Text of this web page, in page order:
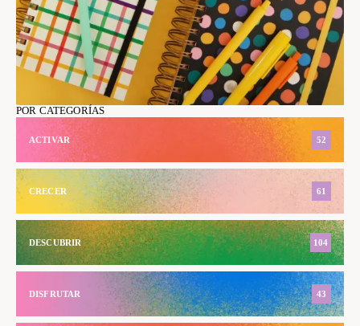
POR CATEGORÍAS
ACTIVAR 52
CRECER 61
DESCUBRIR 104
DISFRUTAR 43